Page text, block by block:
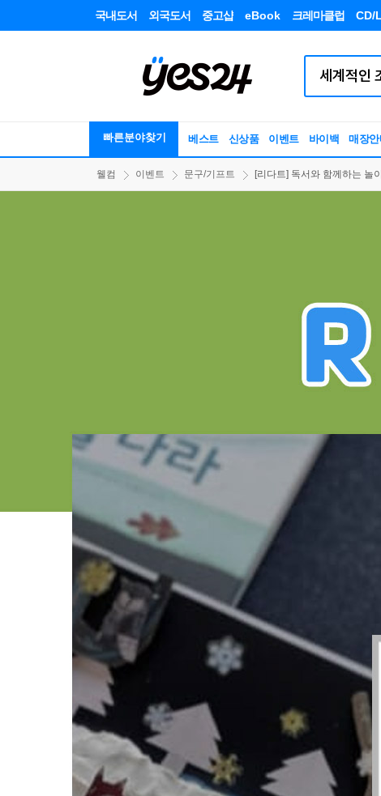
국내도서 외국도서 중고샵 eBook 크레마클럽 CD/
빠른분야찾기 베스트 신상품 이벤트 바이백 매장안
웰컴 이벤트 문구/기프트 [리다트] 독서와 함께하는 놀